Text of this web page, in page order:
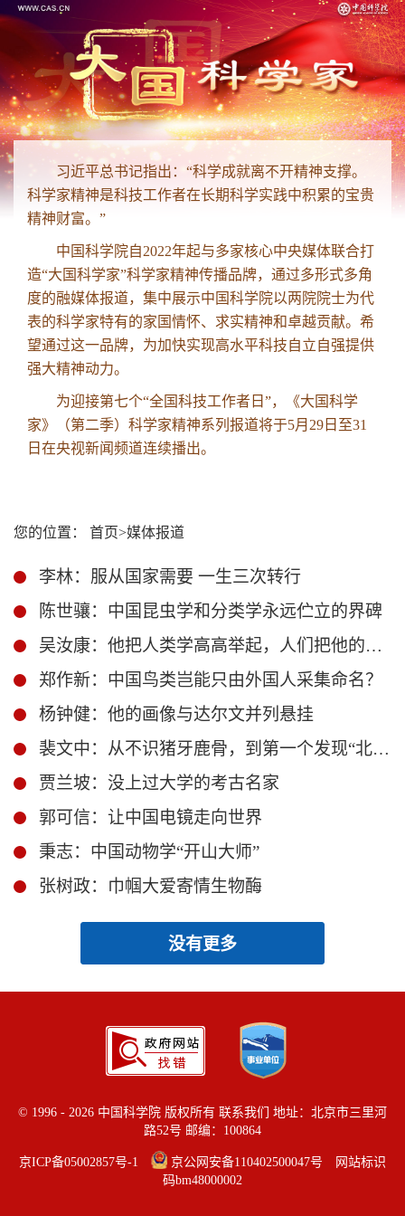
习近平总书记指出：“科学成就离不开精神支撑。
科学家精神是科技工作者在长期科学实践中积累的宝贵
精神财富。”
中国科学院自2022年起与多家核心中央媒体联合打
造“大国科学家”科学家精神传播品牌，通过多形式多角
度的融媒体报道，集中展示中国科学院以两院院士为代
表的科学家特有的家国情怀、求实精神和卓越贡献。希
望通过这一品牌，为加快实现高水平科技自立自强提供
强大精神动力。
为迎接第七个“全国科技工作者日”，《大国科学
家》（第二季）科学家精神系列报道将于5月29日至31
日在央视新闻频道连续播出。
您的位置： 首页>媒体报道
李林：服从国家需要 一生三次转行
陈世骧：中国昆虫学和分类学永远伫立的界碑
吴汝康：他把人类学高高举起，人们把他的名字“刻”在星星上
郑作新：中国鸟类岂能只由外国人采集命名？
杨钟健：他的画像与达尔文并列悬挂
裴文中：从不识猪牙鹿骨，到第一个发现“北京人”头盖骨
贾兰坡：没上过大学的考古名家
郭可信：让中国电镜走向世界
秉志：中国动物学“开山大师”
张树政：巾帼大爱寄情生物酶
没有更多
© 1996 - 2026 中国科学院 版权所有 联系我们
地址：北京市三里河
路52号 邮编：100864
京ICP备05002857号-1
京公网安备110402500047号 网站标识
码bm48000002